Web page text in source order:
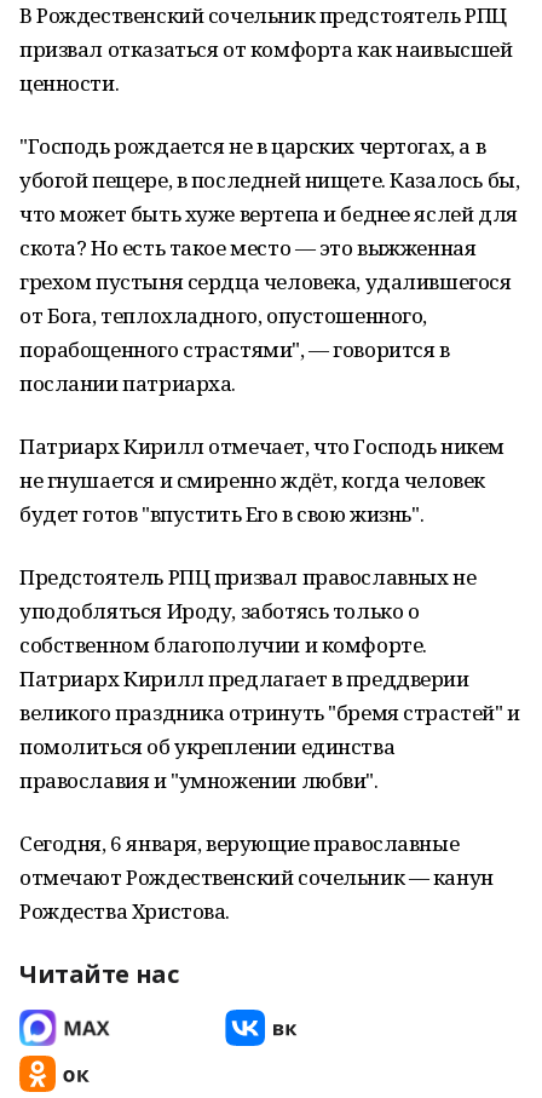
В Рождественский сочельник предстоятель РПЦ
призвал отказаться от комфорта как наивысшей
ценности.
"Господь рождается не в царских чертогах, а в
убогой пещере, в последней нищете. Казалось бы,
что может быть хуже вертепа и беднее яслей для
скота? Но есть такое место — это выжженная
грехом пустыня сердца человека, удалившегося
от Бога, теплохладного, опустошенного,
порабощенного страстями", — говорится в
послании патриарха.
Патриарх Кирилл отмечает, что Господь никем
не гнушается и смиренно ждёт, когда человек
будет готов "впустить Его в свою жизнь".
Предстоятель РПЦ призвал православных не
уподобляться Ироду, заботясь только о
собственном благополучии и комфорте.
Патриарх Кирилл предлагает в преддверии
великого праздника отринуть "бремя страстей" и
помолиться об укреплении единства
православия и "умножении любви".
Сегодня, 6 января, верующие православные
отмечают Рождественский сочельник — канун
Рождества Христова.
Читайте нас